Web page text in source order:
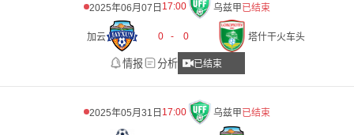
2025年06月07日 17:00 乌兹甲已结束
加云 0 - 0 塔什干火车头
情报 分析 已结束
2025年05月31日 17:00 乌兹甲已结束